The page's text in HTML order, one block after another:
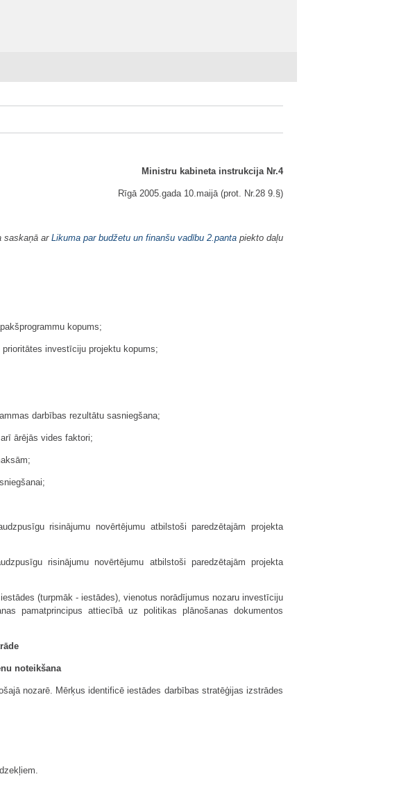
Ministru kabineta instrukcija Nr.4
Rīgā 2005.gada 10.maijā (prot. Nr.28 9.§)
saskaņā ar Likuma par budžetu un finanšu vadību 2.panta piekto daļu
kopums;
investīciju projektu kopums;
darbības rezultātu sasniegšana;
ārējās vides faktori;
risinājumu novērtējumu atbilstoši paredzētajām projekta
risinājumu novērtējumu atbilstoši paredzētajām projekta
(turpmāk - iestādes), vienotus norādījumus nozaru investīciju
pamatprincipus attiecībā uz politikas plānošanas dokumentos
noteikšana
nozarē. Mērķus identificē iestādes darbības stratēģijas izstrādes